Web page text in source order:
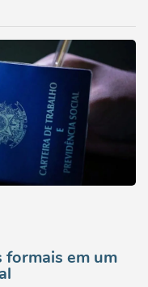
formais em um